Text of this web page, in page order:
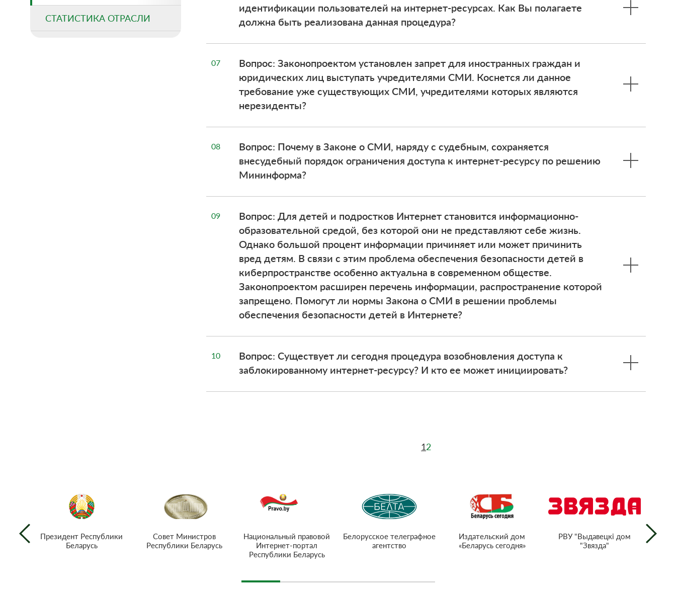
СТАТИСТИКА ОТРАСЛИ
идентификации пользователей на интернет-ресурсах. Как Вы полагаете
должна быть реализована данная процедура?
07
Вопрос: Законопроектом установлен запрет для иностранных граждан и
юридических лиц выступать учредителями СМИ. Коснется ли данное
требование уже существующих СМИ, учредителями которых являются
нерезиденты?
08
Вопрос: Почему в Законе о СМИ, наряду с судебным, сохраняется
внесудебный порядок ограничения доступа к интернет-ресурсу по решению
Мининформа?
09
Вопрос: Для детей и подростков Интернет становится информационно-
образовательной средой, без которой они не представляют себе жизнь.
Однако большой процент информации причиняет или может причинить
вред детям. В связи с этим проблема обеспечения безопасности детей в
киберпространстве особенно актуальна в современном обществе.
Законопроектом расширен перечень информации, распространение которой
запрещено. Помогут ли нормы Закона о СМИ в решении проблемы
обеспечения безопасности детей в Интернете?
10
Вопрос: Существует ли сегодня процедура возобновления доступа к
заблокированному интернет-ресурсу? И кто ее может инициировать?
12
Президент Республики
Беларусь
Совет Министров
Республики Беларусь
Национальный правовой
Интернет-портал
Республики Беларусь
Белорусское телеграфное
агентство
Издательский дом
«Беларусь сегодня»
РВУ "Выдавецкі дом
"Звязда"